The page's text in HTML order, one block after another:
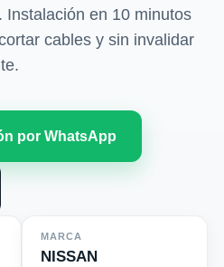
Instalación en 10 minutos
cables y sin invalidar
por WhatsApp
MARCA
NISSAN